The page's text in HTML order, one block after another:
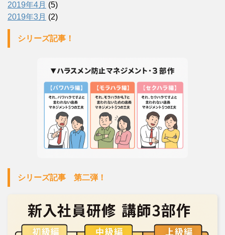
2019年4月 (5)
2019年3月 (2)
シリーズ記事！
シリーズ記事 第二弾！